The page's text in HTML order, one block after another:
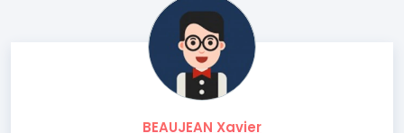
BEAUJEAN Xavier